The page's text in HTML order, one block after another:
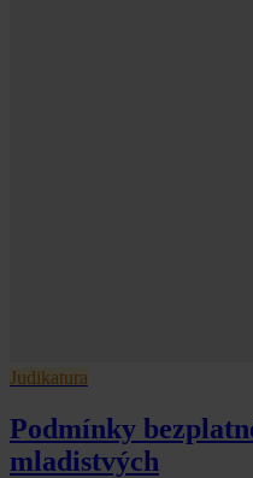
Judikatura
Podmínky
mladistvých